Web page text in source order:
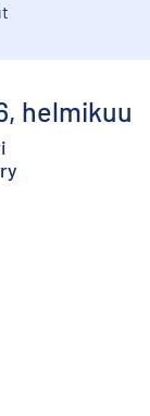
helmikuu